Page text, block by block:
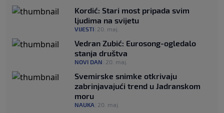
Kordić: Stari most pripada svim
ljudima na svijetu
VIJESTI 20. maj.
Vedran Zubić: Eurosong-ogledalo
stanja društva
NOVI DAN 20. maj.
Svemirske snimke otkrivaju
zabrinjavajući trend u Jadranskom
moru
NAUKA 20. maj.